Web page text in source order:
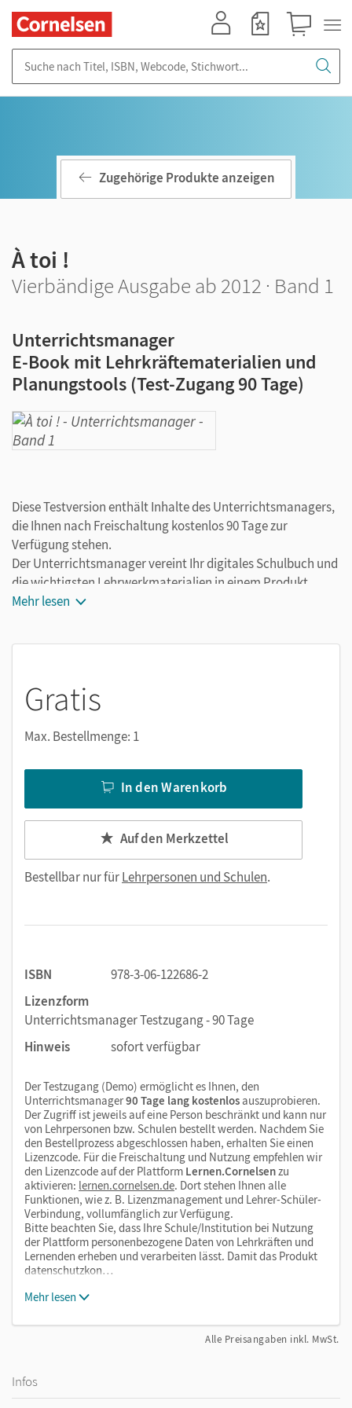
Zugehörige Produkte anzeigen
À toi !
Vierbändige Ausgabe ab 2012 · Band 1
Unterrichtsmanager
E-Book mit Lehrkräftematerialien und
Planungstools (Test-Zugang 90 Tage)
Diese Testversion enthält Inhalte des Unterrichtsmanagers,
die Ihnen nach Freischaltung kostenlos 90 Tage zur
Verfügung stehen.
Der Unterrichtsmanager vereint Ihr digitales Schulbuch und
die wichtigsten Lehrwerkmaterialien in einem Produkt.
Ergänzt um hilfreiche Planungstools, vereinfacht er Ihre
Mehr lesen
Gratis
Max. Bestellmenge: 1
In den Warenkorb
Auf den Merkzettel
Bestellbar nur fürLehrpersonen und Schulen.
ISBN
978-3-06-122686-2
Lizenzform
Unterrichtsmanager Testzugang - 90 Tage
Hinweis
sofort verfügbar
Der Testzugang (Demo) ermöglicht es Ihnen, den
Unterrichtsmanager90 Tage lang kostenlosauszuprobieren.
Der Zugriff ist jeweils auf eine Person beschränkt und kann nur
von Lehrpersonen bzw. Schulen bestellt werden. Nachdem Sie
den Bestellprozess abgeschlossen haben, erhalten Sie einen
Lizenzcode. Für die Freischaltung und Nutzung empfehlen wir
den Lizenzcode auf der Plattform Lernen.Cornelsenzu
aktivieren: lernen.cornelsen.de. Dort stehen Ihnen alle
Funktionen, wie z. B. Lizenzmanagement und Lehrer-Schüler-
Verbindung, vollumfänglich zur Verfügung.
Bitte beachten Sie, dass Ihre Schule/Institution bei Nutzung
der Plattform personenbezogene Daten von Lehrkräften und
Lernenden erheben und verarbeiten lässt. Damit das Produkt
datenschutzkon…
Mehr lesen
Alle Preisangaben inkl. MwSt.
Infos